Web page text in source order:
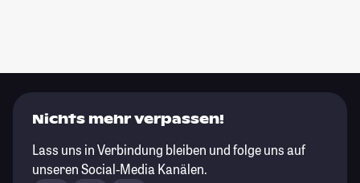
Nichts mehr verpassen!
Lass uns in Verbindung bleiben und folge uns auf
unseren Social-Media Kanälen.